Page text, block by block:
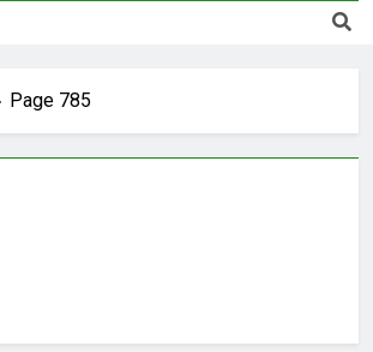
祭記者會隆重登場！豪華卡司強
Page 785